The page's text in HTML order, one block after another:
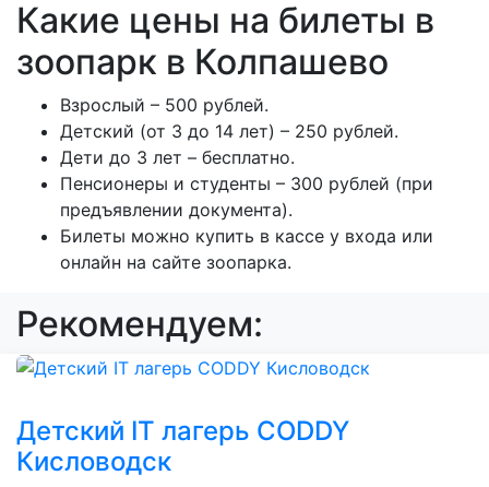
Какие цены на билеты в
зоопарк в Колпашево
Взрослый – 500 рублей.
Детский (от 3 до 14 лет) – 250 рублей.
Дети до 3 лет – бесплатно.
Пенсионеры и студенты – 300 рублей (при
предъявлении документа).
Билеты можно купить в кассе у входа или
онлайн на сайте зоопарка.
Рекомендуем:
Детский IT лагерь CODDY
Кисловодск